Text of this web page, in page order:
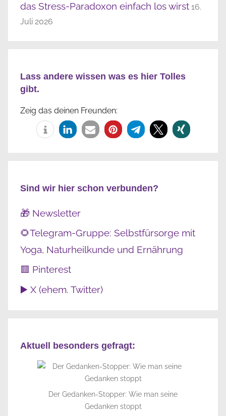
das Stress-Paradoxon einfach los wirst 16.
Juli 2026
Lass andere wissen was es hier Tolles
gibt.
Zeig das deinen Freunden:
Sind wir hier schon verbunden?
🎁 Newsletter
🌻Telegram-Gruppe: Selbstfürsorge mit
Yoga, Naturheilkunde und Ernährung
🟥 Pinterest
▶️ X (ehem. Twitter)
Aktuell besonders gefragt:
Der Gedanken-Stopper: Wie man seine
Gedanken stoppt